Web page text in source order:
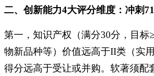
二、创新能力4大评分维度：冲刺
第一，知识产权（满分30分，目标
物新品种等）价值远高于II类（实
得分远高于受让或并购。软著须配